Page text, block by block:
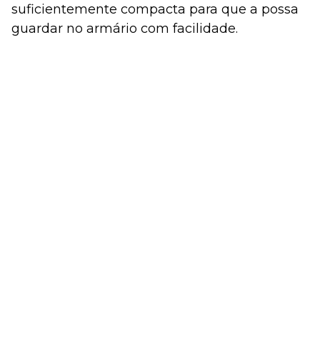
suficientemente compacta para que a possa
guardar no armário com facilidade.